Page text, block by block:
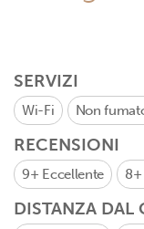
SERVIZI
Wi-Fi Non
RECENSIONI
9+ Eccellente 8+
DISTANZA DAL